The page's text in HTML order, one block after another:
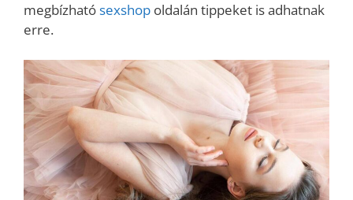
megbízhatósexshop oldalán tippeket is adhatnak
erre.